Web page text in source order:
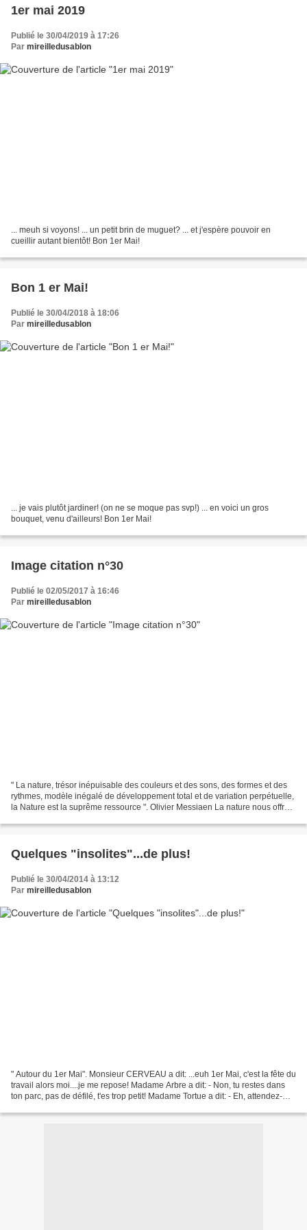
1er mai 2019
Publié le 30/04/2019 à 17:26
Par mireilledusablon
... meuh si voyons! ... un petit brin de muguet? ... et j'espère pouvoir en
cueillir autant bientôt! Bon 1er Mai!
Bon 1 er Mai!
Publié le 30/04/2018 à 18:06
Par mireilledusablon
... je vais plutôt jardiner! (on ne se moque pas svp!) ... en voici un gros
bouquet, venu d'ailleurs! Bon 1er Mai!
Image citation n°30
Publié le 02/05/2017 à 16:46
Par mireilledusablon
" La nature, trésor inépuisable des couleurs et des sons, des formes et des
rythmes, modèle inégalé de développement total et de variation perpétuelle,
la Nature est la suprême ressource ". Olivier Messiaen La nature nous offre
Quelques "insolites"...de plus!
Publié le 30/04/2014 à 13:12
Par mireilledusablon
" Autour du 1er Mai". Monsieur CERVEAU a dit: ...euh 1er Mai, c'est la fête du
travail alors moi....je me repose! Madame Arbre a dit: - Non, tu restes dans
ton parc, pas de défilé, t'es trop petit! Madame Tortue a dit: - Eh, attendez-